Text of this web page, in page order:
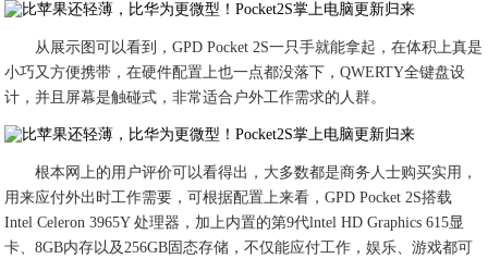
从展示图可以看到，GPD Pocket 2S一只手就能拿起，在体积上真是
小巧又方便携带，在硬件配置上也一点都没落下，QWERTY全键盘设
计，并且屏幕是触碰式，非常适合户外工作需求的人群。
根本网上的用户评价可以看得出，大多数都是商务人士购买实用，
用来应付外出时工作需要，可根据配置上来看，GPD Pocket 2S搭载
Intel Celeron 3965Y 处理器，加上内置的第9代lntel HD Graphics 615显
卡、8GB内存以及256GB固态存储，不仅能应付工作，娱乐、游戏都可